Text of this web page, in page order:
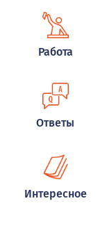
Работа
Ответы
Интересное